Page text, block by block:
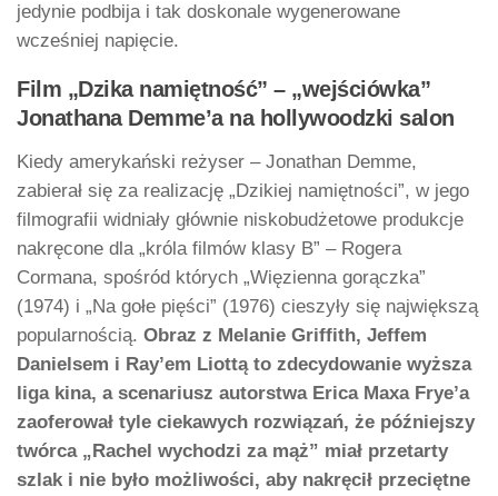
jedynie podbija i tak doskonale wygenerowane
wcześniej napięcie.
Film „Dzika namiętność” – „wejściówka”
Jonathana Demme’a na hollywoodzki salon
Kiedy amerykański reżyser – Jonathan Demme,
zabierał się za realizację „Dzikiej namiętności”, w jego
filmografii widniały głównie niskobudżetowe produkcje
nakręcone dla „króla filmów klasy B” – Rogera
Cormana, spośród których „Więzienna gorączka”
(1974) i „Na gołe pięści” (1976) cieszyły się największą
popularnością. Obraz z Melanie Griffith, Jeffem
Danielsem i Ray’em Liottą to zdecydowanie wyższa
liga kina, a scenariusz autorstwa Erica Maxa Frye’a
zaoferował tyle ciekawych rozwiązań, że późniejszy
twórca „Rachel wychodzi za mąż” miał przetarty
szlak i nie było możliwości, aby nakręcił przeciętne